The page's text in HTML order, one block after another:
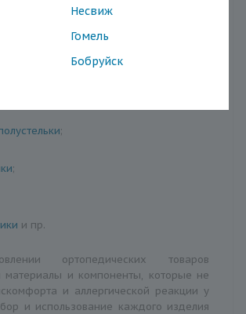
Несвиж
Гомель
Бобруйск
товаров входят:
;
;
и пр.
ортопедических товаров
материалы и компоненты, которые не
и аллергической реакции у
и использование каждого изделия